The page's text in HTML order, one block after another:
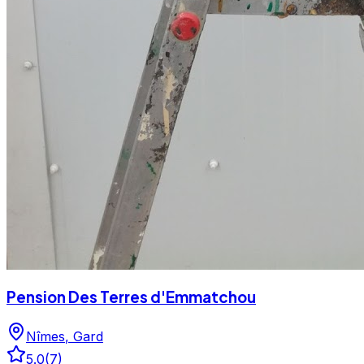
Pension Des Terres d'Emmatchou
Nîmes, Gard
5.0(7)